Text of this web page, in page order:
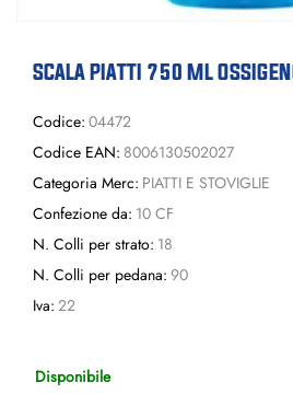
SCALA PIATTI 750 ML
Codice: 04472
Codice EAN: 8006130502027
Categoria Merc: PIATTI E STOVIGLIE
Confezione da: 10 CF
N. Colli per strato: 18
N. Colli per pedana: 90
Iva: 22
Disponibile